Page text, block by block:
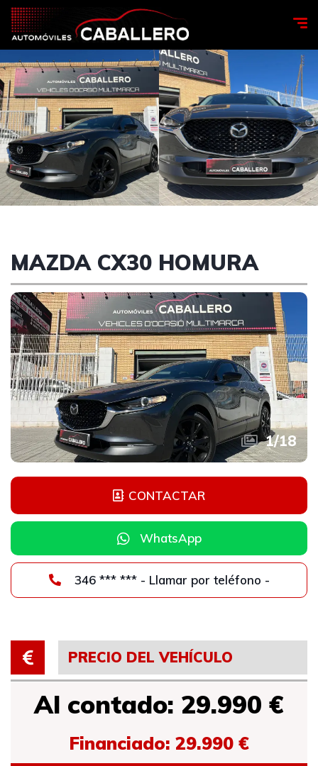
MAZDA CX30 HOMURA
1/18
CONTACTAR
WhatsApp
346 *** *** - Llamar por teléfono -
PRECIO DEL VEHÍCULO
Al contado: 29.990 €
Financiado: 29.990 €